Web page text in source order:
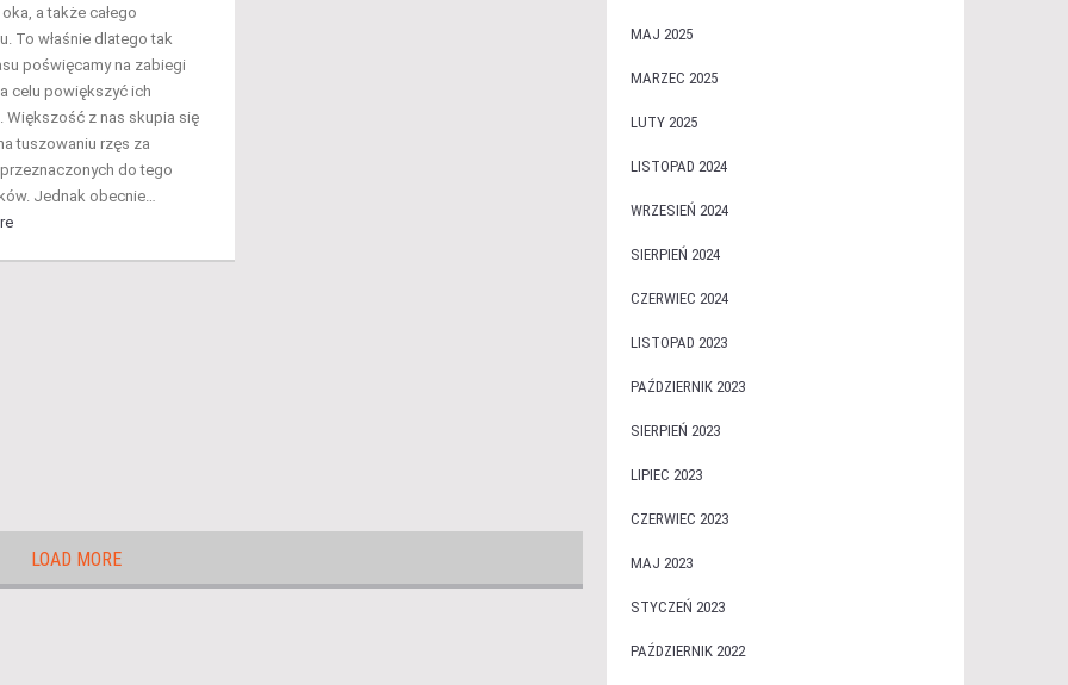
a także całego
To właśnie dlatego tak
poświęcamy na zabiegi
celu powiększyć ich
Większość z nas skupia się
tuszowaniu rzęs za
do tego
Jednak obecnie…
LOAD MORE
MAJ 2025
MARZEC 2025
LUTY 2025
LISTOPAD 2024
WRZESIEŃ 2024
SIERPIEŃ 2024
CZERWIEC 2024
LISTOPAD 2023
PAŹDZIERNIK 2023
SIERPIEŃ 2023
LIPIEC 2023
CZERWIEC 2023
MAJ 2023
STYCZEŃ 2023
PAŹDZIERNIK 2022